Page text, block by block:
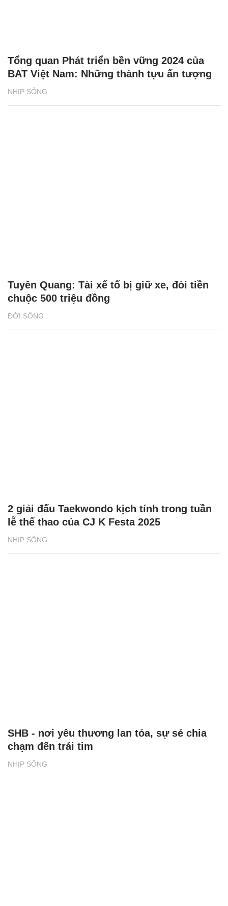
NHỊP SỐNG
Tổng quan Phát triển bền vững 2024 của
BAT Việt Nam: Những thành tựu ấn tượng
ĐỜI SỐNG
Tuyên Quang: Tài xế tố bị giữ xe, đòi tiền
chuộc 500 triệu đồng
NHỊP SỐNG
2 giải đấu Taekwondo kịch tính trong tuần
lễ thể thao của CJ K Festa 2025
NHỊP SỐNG
SHB - nơi yêu thương lan tỏa, sự sẻ chia
chạm đến trái tim